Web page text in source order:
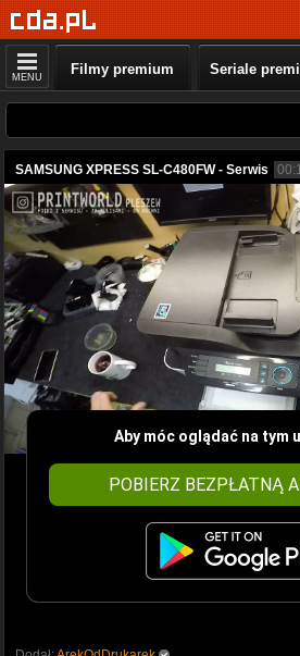
MENU Filmy premium Seriale
SAMSUNG XPRESS SL-C480FW - Serwis
Aby móc oglądać na tym
POBIERZ BEZPŁATNĄ